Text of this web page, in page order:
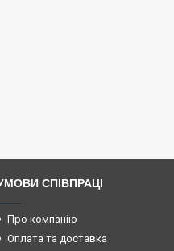
СПІВПРАЦІ
Про компанію
Оплата та доставка